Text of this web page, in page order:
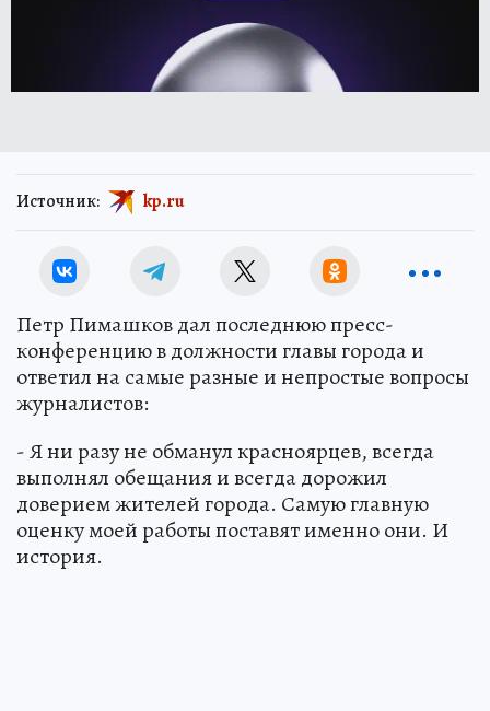
Источник: kp.ru
Петр Пимашков дал последнюю пресс-
конференцию в должности главы города и
ответил на самые разные и непростые вопросы
журналистов:
- Я ни разу не обманул красноярцев, всегда
выполнял обещания и всегда дорожил
доверием жителей города. Самую главную
оценку моей работы поставят именно они. И
история.